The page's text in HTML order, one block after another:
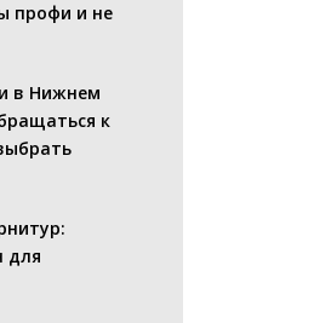
профи и не
в Нижнем
к
для